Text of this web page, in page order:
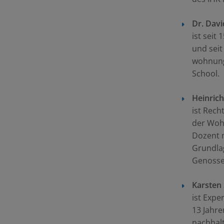
Dr.
ist seit
und
School.
ist
der
Dozent
Karsten
ist
13